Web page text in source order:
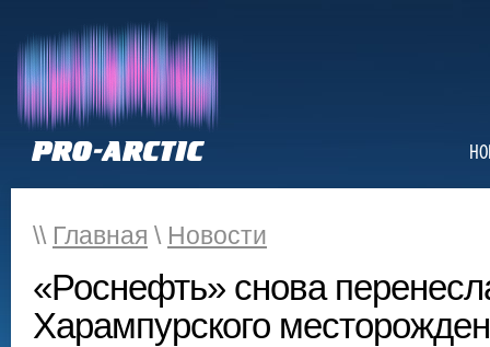
\\ Главная \ Новости
«Роснефть» снова
Харампурского